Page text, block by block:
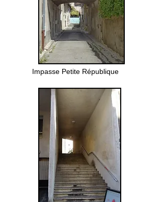
Impasse Petite République